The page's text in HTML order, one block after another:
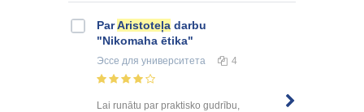
ParAristoteļa darbu
"Nikomaha ētika"
Эссе для университета 4
Lai runātu par praktisko gudrību,